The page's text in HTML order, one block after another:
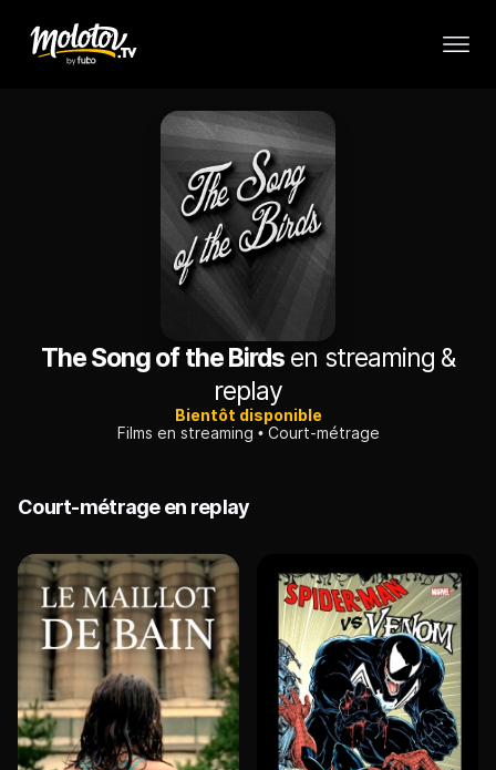
The Song of the Birds en streaming &
replay
Bientôt disponible
Films en streaming
Court-métrage
Court-métrage en replay